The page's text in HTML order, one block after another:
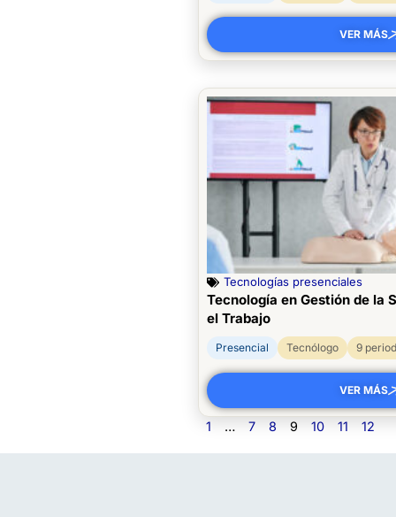
VER MÁS
Tecnologías presenciales
Tecnología en Gestión de la
el Trabajo
Presencial Tecnólogo 9
VER MÁS
1 … 7 8 9 10 11 12